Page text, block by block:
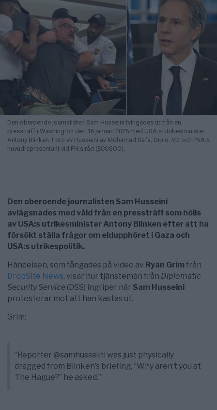
Den oberoende journalisten Sam Husseini tvingades ut från en
pressträff i Washington den 16 januari 2025 med USA:s utrikesminister
Antony Blinken. Foto av Husseini av Mohamad Safa, Diplo. VD och PVA:s
huvudrepresentant vid FN:s råd (ECOSOC).
Den oberoende journalisten Sam Husseini
avlägsnades med våld från en pressträff som hölls
av USA:s utrikesminister Antony Blinken efter att ha
försökt ställa frågor om eldupphöret i Gaza och
USA:s utrikespolitik.
Händelsen, som fångades på video av Ryan Grimfrån
DropSite News, visar hur tjänstemän från Diplomatic
Security Service (DSS) ingriper när Sam Husseini
protesterar mot att han kastas ut.
Grim:
”Reporter @samhusseini was just physically
dragged from Blinken’s briefing. “Why aren’t you at
The Hague?” he asked.”